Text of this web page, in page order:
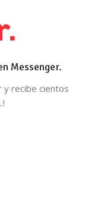
Messenger.
y recibe cientos